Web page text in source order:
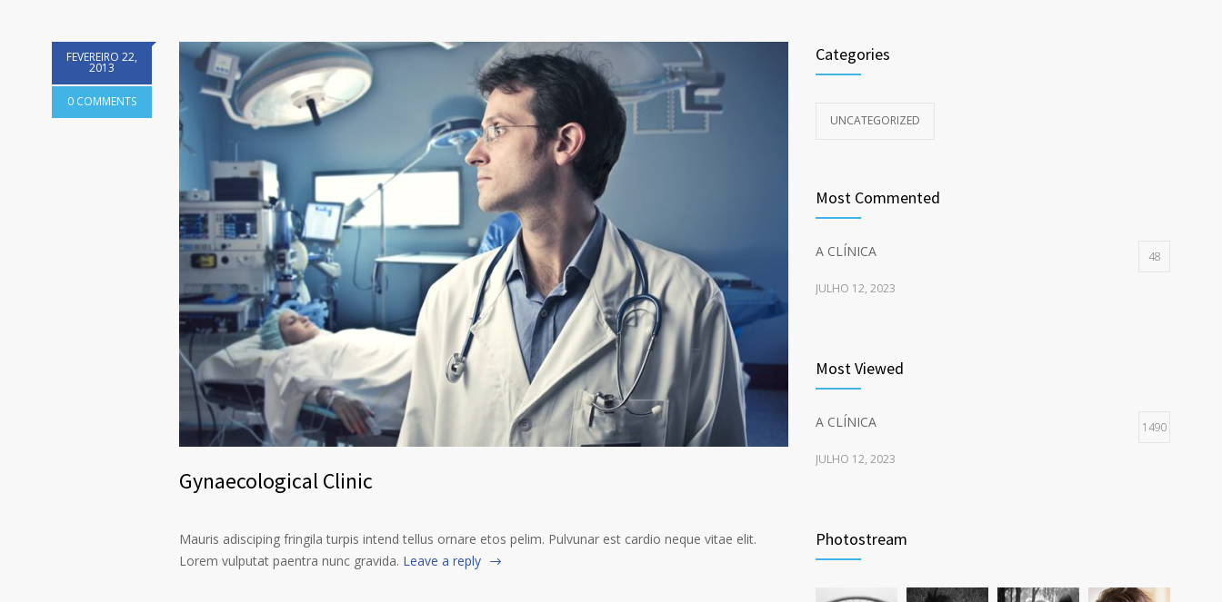
FEVEREIRO 22,
2013
0 COMMENTS
Gynaecological Clinic
Mauris adisciping fringila turpis intend tellus ornare etos pelim. Pulvunar est cardio neque vitae elit.
Lorem vulputat paentra nunc gravida. Leave a reply
Categories
UNCATEGORIZED
Most Commented
A CLÍNICA 48
JULHO 12, 2023
Most Viewed
A CLÍNICA 1490
JULHO 12, 2023
Photostream